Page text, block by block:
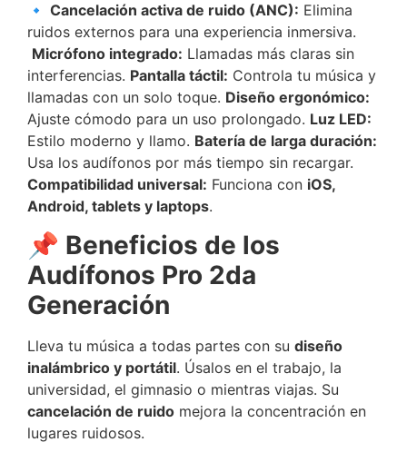
🔹 Cancelación activa de ruido (ANC): Elimina
ruidos externos para una experiencia inmersiva.
Micrófono integrado: Llamadas más claras sin
interferencias. Pantalla táctil: Controla tu música y
llamadas con un solo toque. Diseño ergonómico:
Ajuste cómodo para un uso prolongado. Luz LED:
Estilo moderno y llamo. Batería de larga duración:
Usa los audífonos por más tiempo sin recargar.
Compatibilidad universal: Funciona con iOS,
Android, tablets y laptops.
📌 Beneficios de los
Audífonos Pro 2da
Generación
Lleva tu música a todas partes con su diseño
inalámbrico y portátil. Úsalos en el trabajo, la
universidad, el gimnasio o mientras viajas. Su
cancelación de ruido mejora la concentración en
lugares ruidosos.